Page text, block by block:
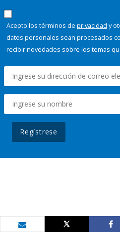
Acepto los términos de privacidad y
datos personales sean procesados
recibir novedades sobre los temas
Regístrese